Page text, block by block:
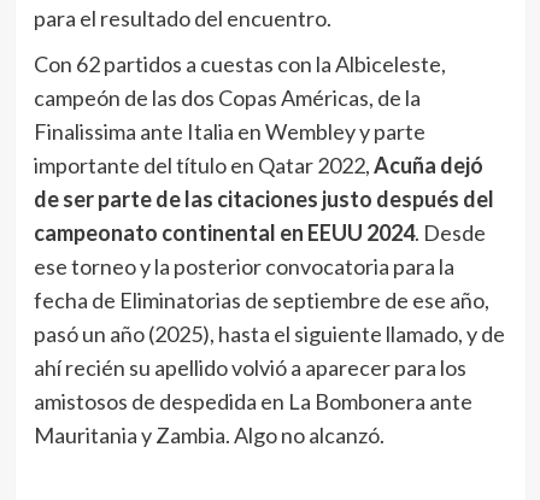
para el resultado del encuentro.
Con 62 partidos a cuestas con la Albiceleste,
campeón de las dos Copas Américas, de la
Finalissima ante Italia en Wembley y parte
importante del título en Qatar 2022,Acuña dejó
de ser parte de las citaciones justo después del
campeonato continental en EEUU 2024. Desde
ese torneo y la posterior convocatoria para la
fecha de Eliminatorias de septiembre de ese año,
pasó un año (2025), hasta el siguiente llamado, y de
ahí recién su apellido volvió a aparecer para los
amistosos de despedida en La Bombonera ante
Mauritania y Zambia. Algo no alcanzó.